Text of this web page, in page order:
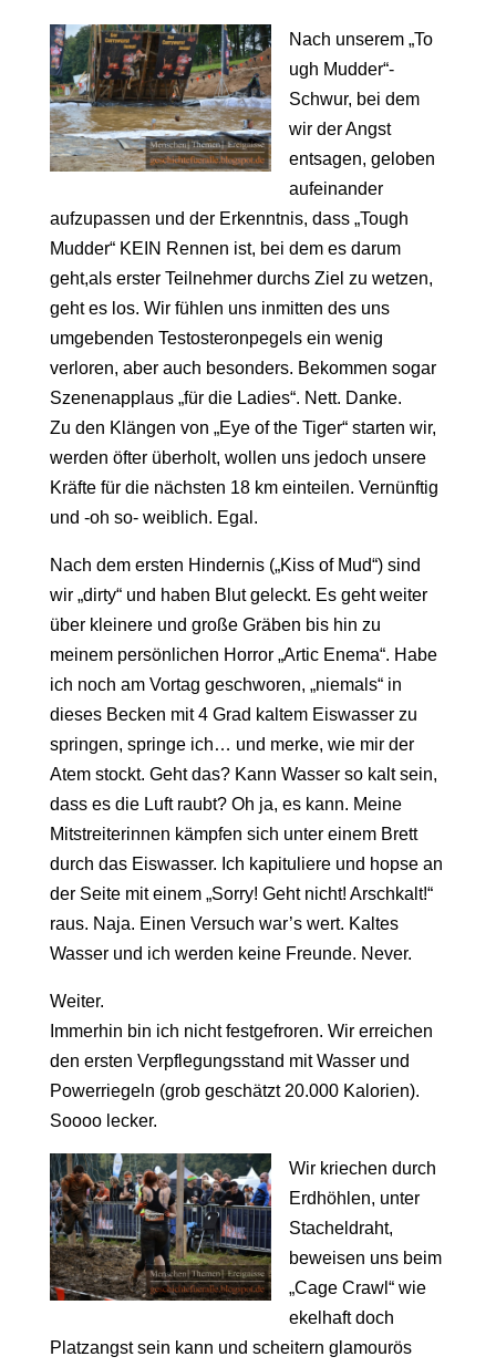
Nach unserem „To
ugh Mudder“-
Schwur, bei dem
wir der Angst
entsagen, geloben
aufeinander
aufzupassen und der Erkenntnis, dass „Tough
Mudder“ KEIN Rennen ist, bei dem es darum
geht,als erster Teilnehmer durchs Ziel zu wetzen,
geht es los. Wir fühlen uns inmitten des uns
umgebenden Testosteronpegels ein wenig
verloren, aber auch besonders. Bekommen sogar
Szenenapplaus „für die Ladies“. Nett. Danke.
Zu den Klängen von „Eye of the Tiger“ starten wir,
werden öfter überholt, wollen uns jedoch unsere
Kräfte für die nächsten 18 km einteilen. Vernünftig
und -oh so- weiblich. Egal.
Nach dem ersten Hindernis („Kiss of Mud“) sind
wir „dirty“ und haben Blut geleckt. Es geht weiter
über kleinere und große Gräben bis hin zu
meinem persönlichen Horror „Artic Enema“. Habe
ich noch am Vortag geschworen, „niemals“ in
dieses Becken mit 4 Grad kaltem Eiswasser zu
springen, springe ich… und merke, wie mir der
Atem stockt. Geht das? Kann Wasser so kalt sein,
dass es die Luft raubt? Oh ja, es kann. Meine
Mitstreiterinnen kämpfen sich unter einem Brett
durch das Eiswasser. Ich kapituliere und hopse an
der Seite mit einem „Sorry! Geht nicht! Arschkalt!“
raus. Naja. Einen Versuch war’s wert. Kaltes
Wasser und ich werden keine Freunde. Never.
Weiter.
Immerhin bin ich nicht festgefroren. Wir erreichen
den ersten Verpflegungsstand mit Wasser und
Powerriegeln (grob geschätzt 20.000 Kalorien).
Soooo lecker.
Wir kriechen durch
Erdhöhlen, unter
Stacheldraht,
beweisen uns beim
„Cage Crawl“ wie
ekelhaft doch
Platzangst sein kann und scheitern glamourös